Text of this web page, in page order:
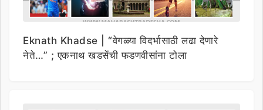
Eknath Khadse | “वेगळ्या विदर्भासाठी लढा देणारे
नेते…” ; एकनाथ खडसेंची फडणवीसांना टोला